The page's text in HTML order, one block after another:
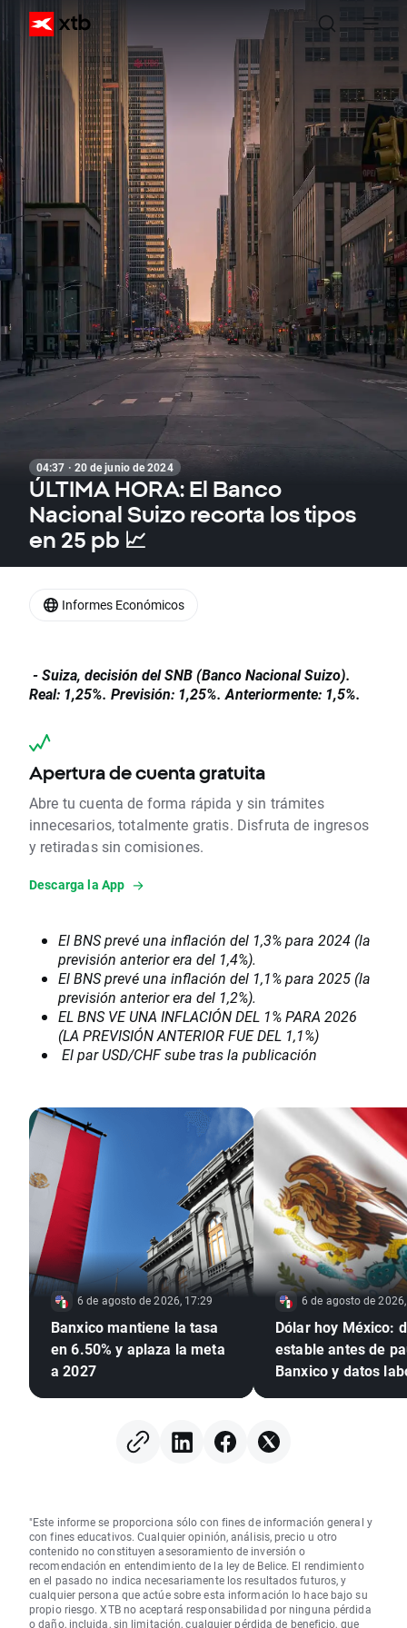
04:37 · 20 de junio de 2024
ÚLTIMA HORA: El Banco
Nacional Suizo recorta los tipos
en 25 pb 📈
- Suiza, decisión del SNB (Banco Nacional Suizo).
Real: 1,25%. Previsión: 1,25%. Anteriormente: 1,5%.
Apertura de cuenta gratuita
Abre tu cuenta de forma rápida y sin trámites
innecesarios, totalmente gratis. Disfruta de ingresos
y retiradas sin comisiones.
Descarga la App
El BNS prevé una inflación del 1,3% para 2024 (la
previsión anterior era del 1,4%).
El BNS prevé una inflación del 1,1% para 2025 (la
previsión anterior era del 1,2%).
EL BNS VE UNA INFLACIÓN DEL 1% PARA 2026
(LA PREVISIÓN ANTERIOR FUE DEL 1,1%)
El par USD/CHF sube tras la publicación
6 de agosto de 2026, 17:29
Banxico mantiene la tasa
en 6.50% y aplaza la meta
a 2027
6 de agosto de
Dólar hoy México:
estable antes de
Banxico y datos
"Este informe se proporciona sólo con fines de información general y
con fines educativos. Cualquier opinión, análisis, precio u otro
contenido no constituyen asesoramiento de inversión o
recomendación en entendimiento de la ley de Belice. El rendimiento
en el pasado no indica necesariamente los resultados futuros, y
cualquier persona que actúe sobre esta información lo hace bajo su
propio riesgo. XTB no aceptará responsabilidad por ninguna pérdida
o daño, incluida, sin limitación, cualquier pérdida de beneficio, que
Informes Económicos